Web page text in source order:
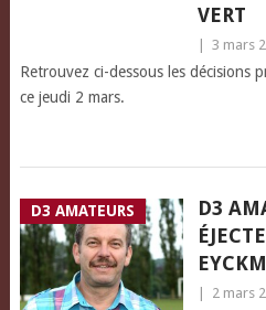
VERT
3 mars
Retrouvez ci-dessous les décisions
ce jeudi 2 mars.
D3 AMATEURS
D3
2 mars